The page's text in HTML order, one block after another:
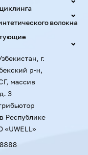
волокна
г.
р-н,
массив
3
Республике
«UWELL»